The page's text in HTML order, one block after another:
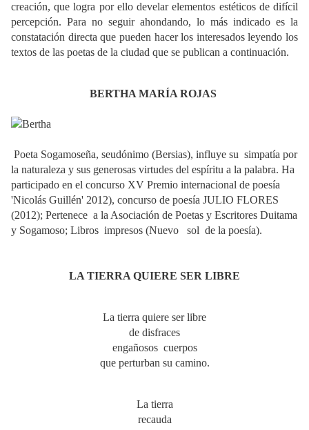
creación, que logra por ello develar elementos estéticos de difícil
percepción. Para no seguir ahondando, lo más indicado es la
constatación directa que pueden hacer los interesados leyendo los
textos de las poetas de la ciudad que se publican a continuación.
BERTHA MARÍA ROJAS
Poeta Sogamoseña, seudónimo (Bersias), influye su simpatía por
la naturaleza y sus generosas virtudes del espíritu a la palabra. Ha
participado en el concurso XV Premio internacional de poesía
'Nicolás Guillén' 2012), concurso de poesía JULIO FLORES
(2012); Pertenece a la Asociación de Poetas y Escritores Duitama
y Sogamoso; Libros impresos (Nuevo sol de la poesía).
LA TIERRA QUIERE SER LIBRE
La tierra quiere ser libre
de disfraces
engañosos cuerpos
que perturban su camino.
La tierra
recauda